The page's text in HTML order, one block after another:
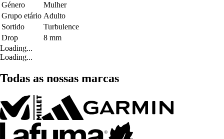
Género
Mulher
Grupo etário Adulto
Sortido
Turbulence
Drop
8 mm
Loading...
Loading...
Todas as nossas marcas